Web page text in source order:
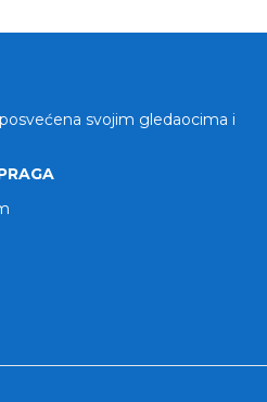
svojim gledaocima i